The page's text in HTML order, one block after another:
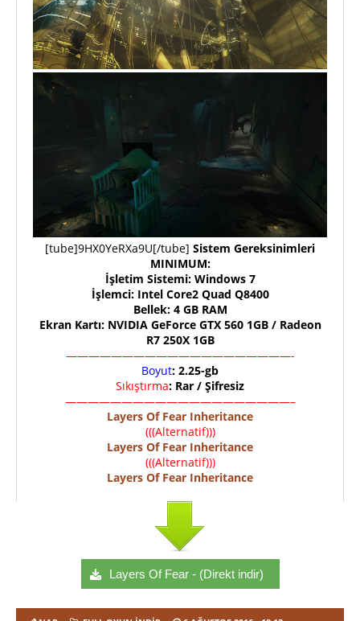
[tube]9HX0YeRXa9U[/tube] Sistem Gereksinimleri
MINIMUM:
İşletim Sistemi: Windows 7
İşlemci: Intel Core2 Quad Q8400
Bellek: 4 GB RAM
Ekran Kartı: NVIDIA GeForce GTX 560 1GB / Radeon
R7 250X 1GB
————————————————————-
Boyut: 2.25-gb
Sıkıştırma: Rar / Şifresiz
————————————————————–
Layers Of Fear Inheritance
(((Alternatif)))
Layers Of Fear Inheritance
(((Alternatif)))
Layers Of Fear Inheritance
Layers Of Fear - (Direkt indir)